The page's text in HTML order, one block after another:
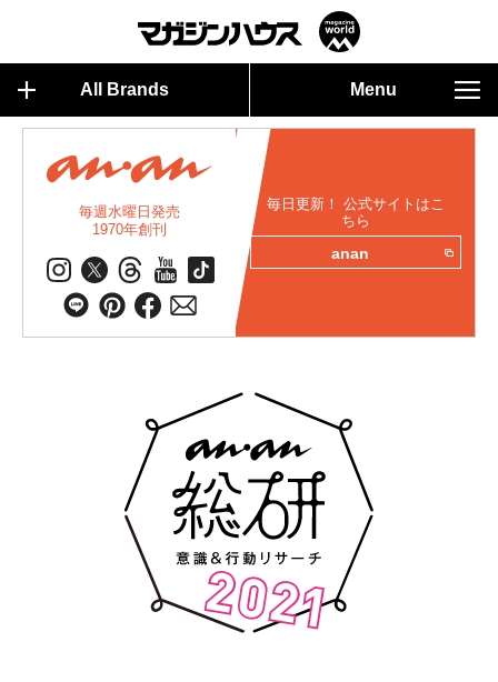
All Brands Menu
毎週水曜日発売
1970年創刊
毎日更新！ 公式サイトはこ
ちら
anan